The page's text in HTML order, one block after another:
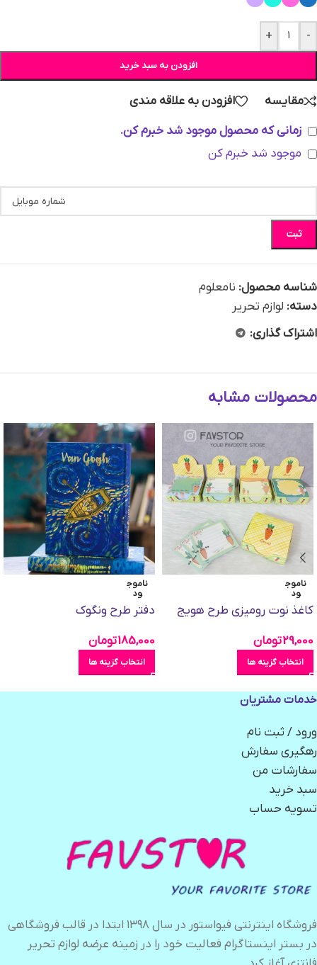
-
+
افزودن به سبد خرید
مقایسه
افزودن به علاقه مندی
زمانی که محصول موجود شد خبرم کن.
موجود شد خبرم کن
ثبت
شناسه محصول: نامعلوم
دسته: لوازم تحریر
اشتراک گذاری:
محصولات مشابه
ناموج
ود
کاغذ نوت رومیزی طرح هویج
29,000تومان
انتخاب گزینه ها
ناموج
ود
دفتر طرح ونگوک
185,000تومان
انتخاب گزینه ها
خدمات مشتریان
ورود / ثبت نام
رهگیری سفارش
سفارشات من
سبد خرید
تسویه حساب
فروشگاه اینترنتی فیواستور در سال ۱۳۹۸ ابتدا در قالب فروشگاهی
در بستر اینستاگرام فعالیت خود را در زمینه عرضه لوازم تحریر